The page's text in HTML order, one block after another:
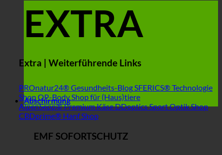
EXTRA
Extra | Weiterführende Links
PROnatur24® Gesundheits-Blog SFERICS® Technologie
ShopOP-Body Shop für (Haus)tiere
AlpenSepp® Premium KäseDDoptics Sport Optik Shop
CBDprime® Hanf Shop
Abschirmung
EMF SOFORTSCHUTZ